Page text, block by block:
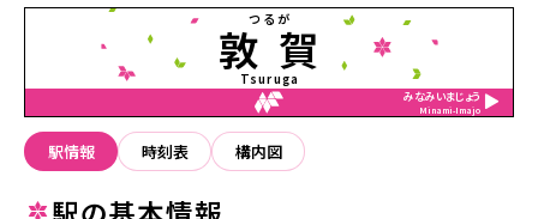
トップページ
運行状況
時刻表・運賃
路線・駅情報
敦賀
つるが
Tsuruga
みなみいまじょう
Minami-Imajo
駅情報 時刻表 構内図